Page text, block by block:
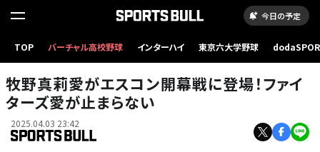
今日の予定
TOP バーチャル高校野球 インターハイ 東京六大学野球
牧野真莉愛がエスコン開幕戦に登場！ファイ
ターズ愛が止まらない
2025.04.03 23:42